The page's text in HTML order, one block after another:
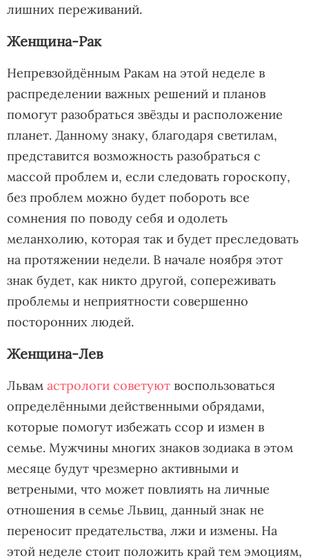
лишних переживаний.
Женщина-Рак
Непревзойдённым Ракам на этой неделе в
распределении важных решений и планов
помогут разобраться звёзды и расположение
планет. Данному знаку, благодаря светилам,
представится возможность разобраться с
массой проблем и, если следовать гороскопу,
без проблем можно будет побороть все
сомнения по поводу себя и одолеть
меланхолию, которая так и будет преследовать
на протяжении недели. В начале ноября этот
знак будет, как никто другой, сопереживать
проблемы и неприятности совершенно
посторонних людей.
Женщина-Лев
Львам астрологи советуют воспользоваться
определёнными действенными обрядами,
которые помогут избежать ссор и измен в
семье. Мужчины многих знаков зодиака в этом
месяце будут чрезмерно активными и
ветреными, что может повлиять на личные
отношения в семье Львиц, данный знак не
переносит предательства, лжи и измены. На
этой неделе стоит положить край тем эмоциям,